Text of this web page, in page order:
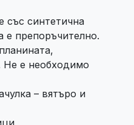
със синтетична
е препоръчително.
Не е необходимо
– вятъро и